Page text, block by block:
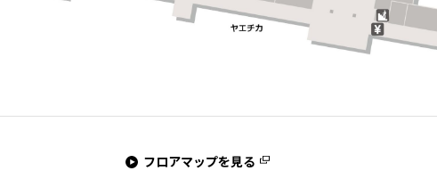
フロアマップを見る